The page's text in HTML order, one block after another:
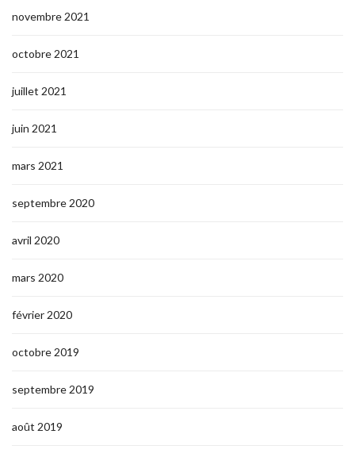
novembre 2021
octobre 2021
juillet 2021
juin 2021
mars 2021
septembre 2020
avril 2020
mars 2020
février 2020
octobre 2019
septembre 2019
août 2019